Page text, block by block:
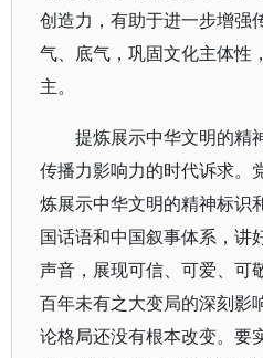
创造力，有助于进一步增强
气、底气，巩固文化主体性
主。
提炼展示中华文明的精
传播力影响力的时代诉求。
炼展示中华文明的精神标识
国话语和中国叙事体系，讲
声音，展现可信、可爱、可
百年未有之大变局的深刻影
论格局还没有根本改变。要